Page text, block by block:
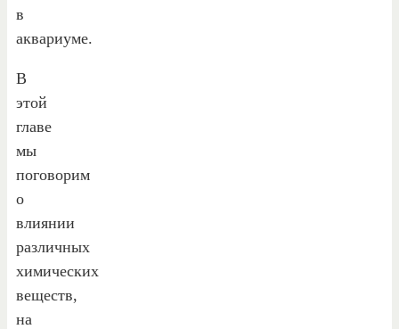
в
аквариуме.
В
этой
главе
мы
поговорим
о
влиянии
различных
химических
веществ,
на